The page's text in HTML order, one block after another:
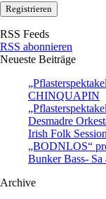
RSS Feeds
RSS abonnieren
Neueste Beiträge
CHINQUAPIN
Desmadre
Irish Folk
„BODNLOS“
Bunker Bass-
Archive